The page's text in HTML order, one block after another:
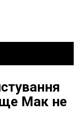
Мак не